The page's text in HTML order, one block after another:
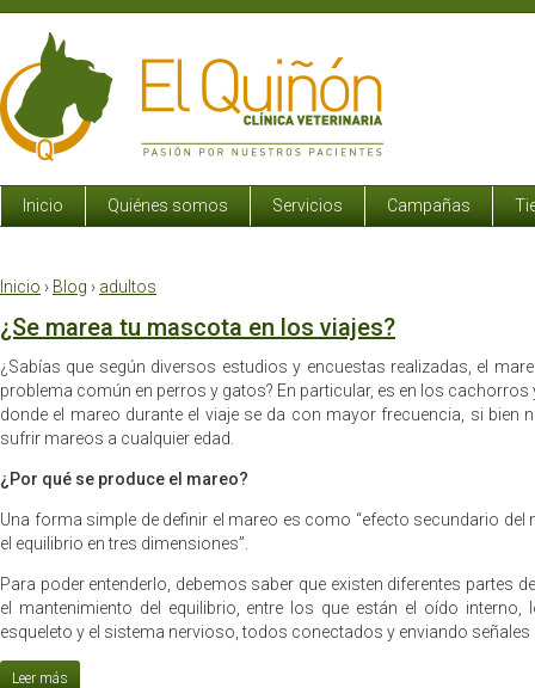
Inicio Quiénes somos Servicios Campañas
Inicio › Blog › adultos
¿Se marea tu mascota en los viajes?
¿Sabías que según diversos estudios y encuestas realizadas, el
problema común en perros y gatos? En particular, es en los cachorros
donde el mareo durante el viaje se da con mayor frecuencia, si bien
sufrir mareos a cualquier edad.
¿Por qué se produce el mareo?
Una forma simple de definir el mareo es como “efecto secundario
el equilibrio en tres dimensiones”.
Para poder entenderlo, debemos saber que existen diferentes partes
el mantenimiento del equilibrio, entre los que están el oído
esqueleto y el sistema nervioso, todos conectados y enviando señales